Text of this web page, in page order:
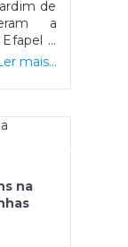
de
a
e
da
a arte
da
artista
mais
com
mais...